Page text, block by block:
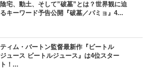
陰宅、動土、そして”破墓”とは？世界観に迫
るキーワード予告公開『破墓／パミョ』4...
ティム・バートン監督最新作『ビートル
ジュース ビートルジュース』は4位スター
ト！...